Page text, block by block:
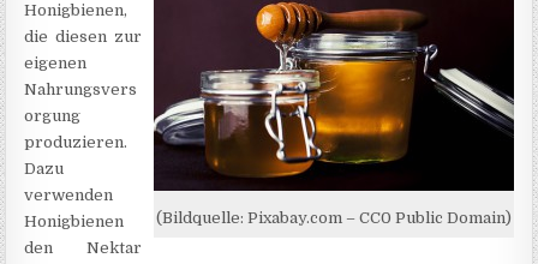
(Bildquelle: Pixabay.com – CC0 Public Domain)
Honigbienen,
die diesen zur
eigenen
Nahrungsvers
orgung
produzieren.
Dazu
verwenden
Honigbienen
den Nektar